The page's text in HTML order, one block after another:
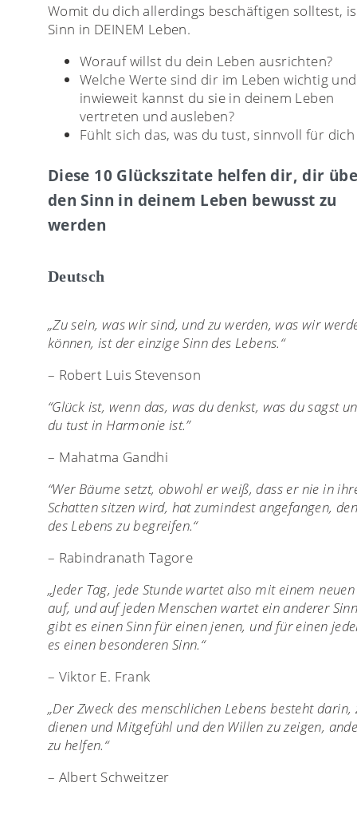
Womit du dich allerdings beschäftigen solltest,
Sinn in DEINEM Leben.
Worauf willst du dein Leben ausrichten?
Welche Werte sind dir im Leben wichtig und
inwieweit kannst du sie in deinem Leben
vertreten und ausleben?
Fühlt sich das, was du tust, sinnvoll für dich
Diese 10 Glückszitate helfen dir, dir
den Sinn in deinem Leben bewusst zu
werden
Deutsch
„Zu sein, was wir sind, und zu werden, was wir
können, ist der einzige Sinn des Lebens.“
– Robert Luis Stevenson
“Glück ist, wenn das, was du denkst, was du sagst
du tust in Harmonie ist.”
– Mahatma Gandhi
“Wer Bäume setzt, obwohl er weiß, dass er nie in
Schatten sitzen wird, hat zumindest angefangen,
des Lebens zu begreifen.“
– Rabindranath Tagore
„Jeder Tag, jede Stunde wartet also mit einem
auf, und auf jeden Menschen wartet ein anderer
gibt es einen Sinn für einen jenen, und für einen
es einen besonderen Sinn.“
– Viktor E. Frank
„Der Zweck des menschlichen Lebens besteht darin,
dienen und Mitgefühl und den Willen zu zeigen,
zu helfen.“
– Albert Schweitzer